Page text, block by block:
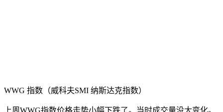
WWG 指数（威科夫SMI 纳斯达克指数）
上周WWG指数价格走势小幅下跌了。当时成交量没大变化。